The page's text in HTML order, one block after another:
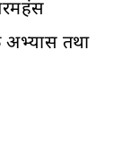
अभ्यास तथा